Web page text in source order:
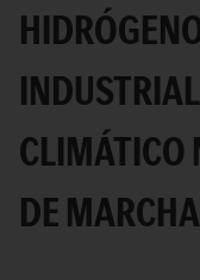
CLIMÁTICO
DE